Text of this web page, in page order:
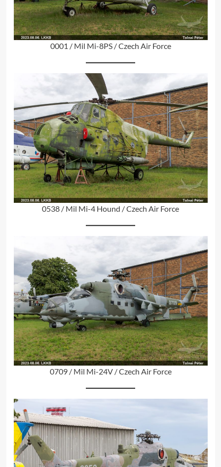
0001 / Mil Mi-8PS / Czech Air Force
0538 / Mil Mi-4 Hound / Czech Air Force
0709 / Mil Mi-24V / Czech Air Force